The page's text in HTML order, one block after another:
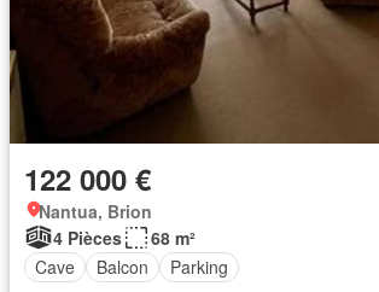
122 000 €
Nantua, Brion
4 Pièces
68 m²
Cave
Balcon Parking